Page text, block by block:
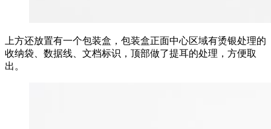
上方还放置有一个包装盒，包装盒正面中心区域有烫银处理的
收纳袋、数据线、文档标识，顶部做了提耳的处理，方便取
出。